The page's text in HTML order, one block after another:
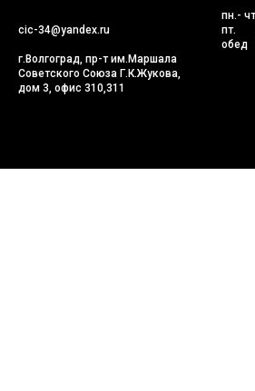
cic-34@yandex.ru
г.Волгоград, пр-т им.Маршала
Советского Союза Г.К.Жукова,
дом 3, офис 310,311
пн.-
пт.
обед